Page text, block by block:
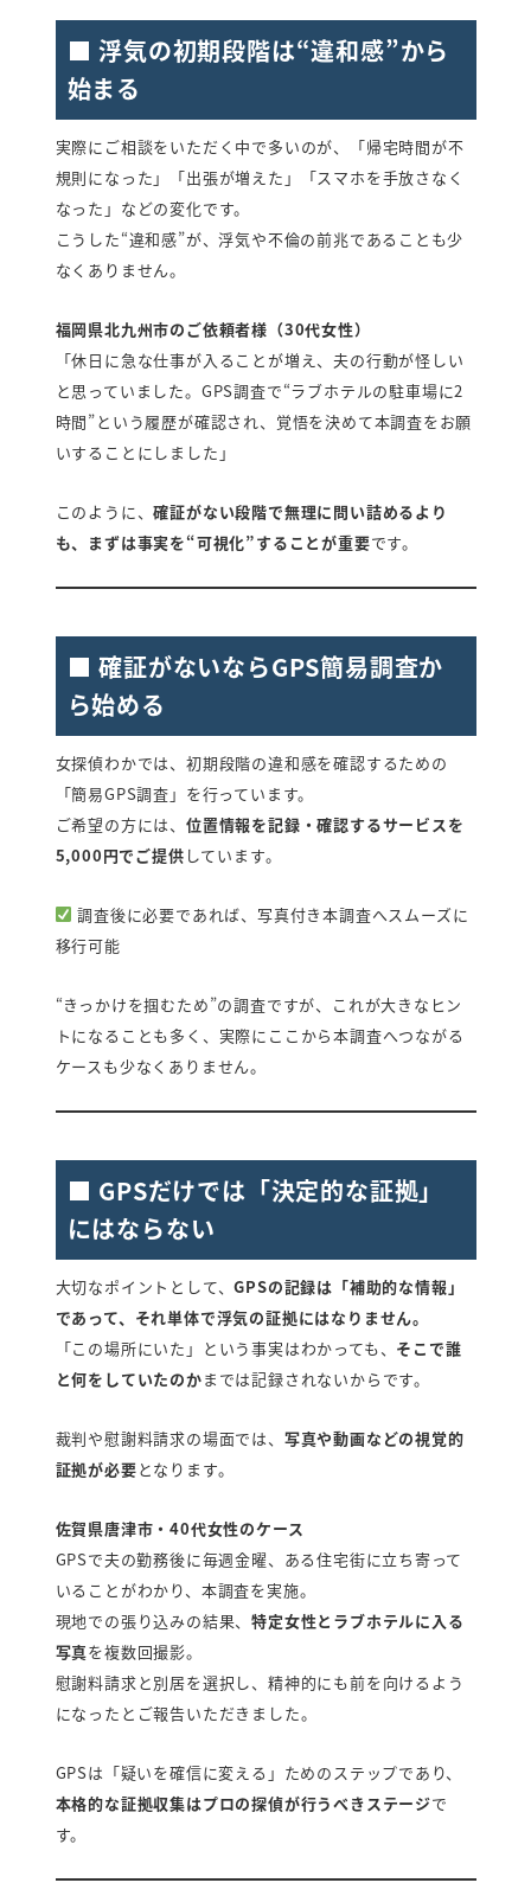
■ 浮気の初期段階は“違和感”から
始まる
実際にご相談をいただく中で多いのが、「帰宅時間が不
規則になった」「出張が増えた」「スマホを手放さなく
なった」などの変化です。
こうした“違和感”が、浮気や不倫の前兆であることも少
なくありません。
福岡県北九州市のご依頼者様（30代女性）
「休日に急な仕事が入ることが増え、夫の行動が怪しい
と思っていました。GPS調査で“ラブホテルの駐車場に2
時間”という履歴が確認され、覚悟を決めて本調査をお願
いすることにしました」
このように、確証がない段階で無理に問い詰めるより
も、まずは事実を“可視化”することが重要です。
■ 確証がないならGPS簡易調査か
ら始める
女探偵わかでは、初期段階の違和感を確認するための
「簡易GPS調査」を行っています。
ご希望の方には、 位置情報を記録・確認するサービスを
5,000円でご提供 しています。
調査後に必要であれば、写真付き本調査へスムーズに
移行可能
“きっかけを掴むため”の調査ですが、これが大きなヒン
トになることも多く、実際にここから本調査へつながる
ケースも少なくありません。
■ GPSだけでは「決定的な証拠」
にはならない
大切なポイントとして、GPSの記録は「補助的な情報」
であって、それ単体で浮気の証拠にはなりません。
「この場所にいた」という事実はわかっても、 そこで誰
と何をしていたのかまでは記録されないからです。
裁判や慰謝料請求の場面では、 写真や動画などの視覚的
証拠が必要となります。
佐賀県唐津市・40代女性のケース
GPSで夫の勤務後に毎週金曜、ある住宅街に立ち寄って
いることがわかり、本調査を実施。
現地での張り込みの結果、特定女性とラブホテルに入る
写真を複数回撮影。
慰謝料請求と別居を選択し、精神的にも前を向けるよう
になったとご報告いただきました。
GPSは「疑いを確信に変える」ためのステップであり、
本格的な証拠収集はプロの探偵が行うべきステージで
す。